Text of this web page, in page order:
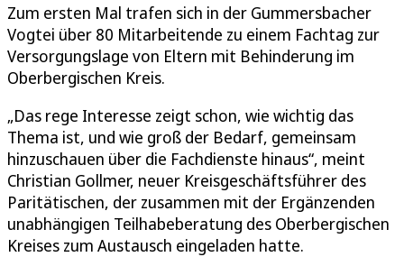
Zum ersten Mal trafen sich in der Gummersbacher
Vogtei über 80 Mitarbeitende zu einem Fachtag zur
Versorgungslage von Eltern mit Behinderung im
Oberbergischen Kreis.
„Das rege Interesse zeigt schon, wie wichtig das
Thema ist, und wie groß der Bedarf, gemeinsam
hinzuschauen über die Fachdienste hinaus“, meint
Christian Gollmer, neuer Kreisgeschäftsführer des
Paritätischen, der zusammen mit der Ergänzenden
unabhängigen Teilhabeberatung des Oberbergischen
Kreises zum Austausch eingeladen hatte.